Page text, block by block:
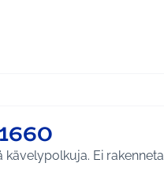
Ei rakenneta